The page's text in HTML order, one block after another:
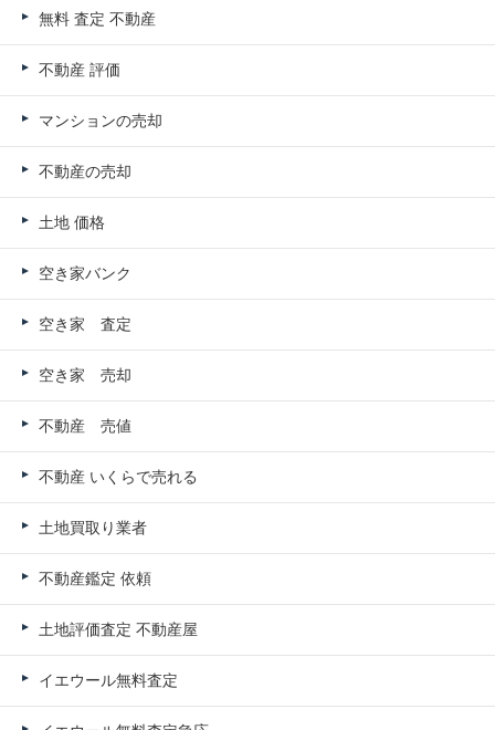
無料 査定 不動産
不動産 評価
マンションの売却
不動産の売却
土地 価格
空き家バンク
空き家 査定
空き家 売却
不動産 売値
不動産 いくらで売れる
土地買取り業者
不動産鑑定 依頼
土地評価査定 不動産屋
イエウール無料査定